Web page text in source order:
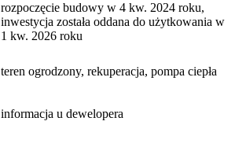
rozpoczęcie budowy w 4 kw. 2024 roku,
inwestycja została oddana do użytkowania w
1 kw. 2026 roku
teren ogrodzony, rekuperacja, pompa ciepła
informacja u dewelopera